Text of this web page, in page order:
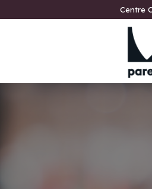
Centre